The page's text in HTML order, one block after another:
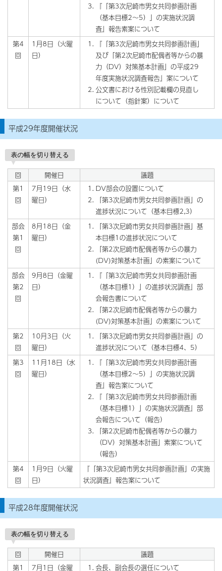
『「第3次尼崎市男女共同参画計画
（基本目標2～5）」の実施状況調
査』報告素案について
第4
回
1月8日（火曜
日）
『「第3次尼崎市男女共同参画計画」
及び「第2次尼崎市配偶者等からの暴
力（DV）対策基本計画」の平成29
年度実施状況調査報告』案について
公文書における性別記載欄の見直し
について（指針案）について
平成29年度開催状況
表の幅を切り替える
回 開催日
議題
第1
回
7月19日（水
曜日）
DV部会の設置について
「第3次尼崎市男女共同参画計画」の
進捗状況について（基本目標2,3）
部会
第1
回
8月18日（金
曜日）
「第3次尼崎市男女共同参画計画」基
本目標1の進捗状況について
「第2次尼崎市配偶者等からの暴力
(DV)対策基本計画」の素案について
部会
第2
回
9月8日（金曜
日）
『「第3次尼崎市男女共同参画計画
（基本目標1）」の進捗状況調査』部
会報告書について
「第2次尼崎市配偶者等からの暴力
(DV)対策基本計画」の素案について
第2
回
10月3日（火
曜日）
「第3次尼崎市男女共同参画計画」の
進捗状況について（基本目標4、5）
第3
回
11月18日（水
曜日）
『「第3次尼崎市男女共同参画計画
（基本目標2～5）」の実施状況調
査』報告案について
『「第3次尼崎市男女共同参画計画
（基本目標1）」の実施状況調査』部
会報告について（報告）
「第2次尼崎市配偶者等からの暴力
（DV）対策基本計画」素案について
（報告）
第4
回
1月9日（火曜
日）
『「第3次尼崎市男女共同参画計画」の実施
状況調査』報告案について
平成28年度開催状況
表の幅を切り替える
回 開催日
議題
第1
7月1日（金曜
会長、副会長の選任について